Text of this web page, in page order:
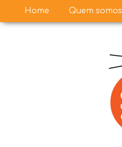
Home Quem somos